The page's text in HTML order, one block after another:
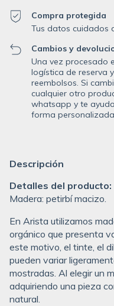
Compra protegida
Tus datos cuidados
Cambios y
Una vez procesado
logística de reserva
reembolsos. Si
cualquier otro
whatsapp y te
forma
Descripción
Detalles del producto:
Madera: petirbí macizo.
En Arista utilizamos
orgánico que presenta
este motivo, el tinte, el
pueden variar
mostradas. Al elegir un
adquiriendo una pieza
natural.